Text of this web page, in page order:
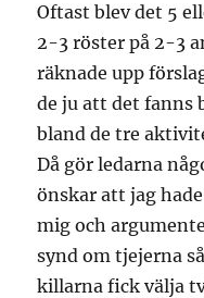
Oftast blev det 5
2-3 röster på 2-3
räknade upp
de ju att det
bland de tre
Då gör ledarna
önskar att jag
mig och
synd om tjejerna
killarna fick välja